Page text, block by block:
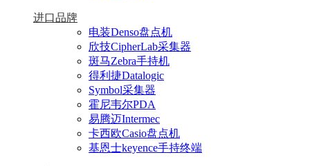
进口品牌
电装Denso盘点机
欣技CipherLab采集器
斑马Zebra手持机
得利捷Datalogic
Symbol采集器
霍尼韦尔PDA
易腾迈Intermec
卡西欧Casio盘点机
基恩士keyence手持终端